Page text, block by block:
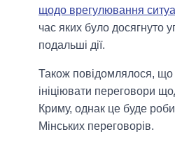
щодо врегулювання
час яких було досягнуто
подальші дії.
Також повідомлялося, що
ініціювати переговори
Криму, однак це буде
Мінських переговорів.